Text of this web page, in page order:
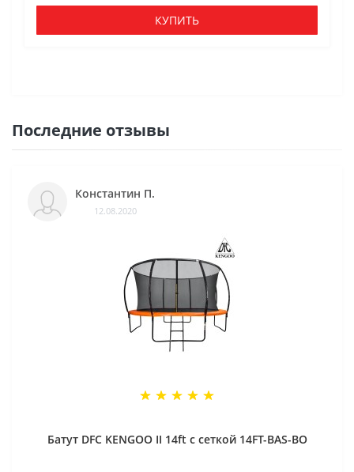
КУПИТЬ
Последние отзывы
Константин П.
12.08.2020
Батут DFC KENGOO II 14ft с сеткой 14FT-BAS-BO